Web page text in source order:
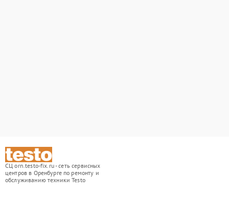
СЦ orn.testo-fix.ru - сеть сервисных
центров в Оренбурге по ремонту и
обслуживанию техники Testo